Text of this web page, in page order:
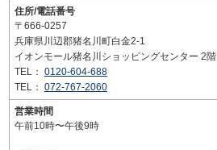
住所/電話番号
〒666-0257
兵庫県川辺郡猪名川町白金2-1
イオンモール猪名川ショッピングセンター 2階
TEL： 0120-604-688
TEL： 072-767-2060
営業時間
午前10時〜午後9時